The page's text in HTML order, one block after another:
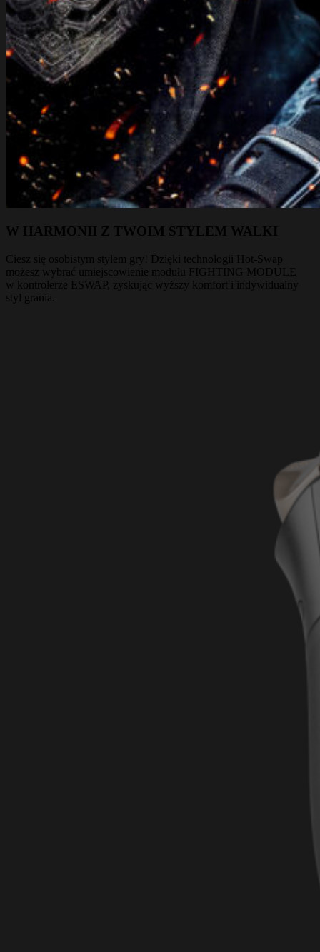
W HARMONII Z TWOIM STYLEM WALKI
Ciesz się osobistym stylem gry! Dzięki technologii Hot-Swap
możesz wybrać umiejscowienie modułu FIGHTING MODULE
w kontrolerze ESWAP, zyskując wyższy komfort i indywidualny
styl grania.